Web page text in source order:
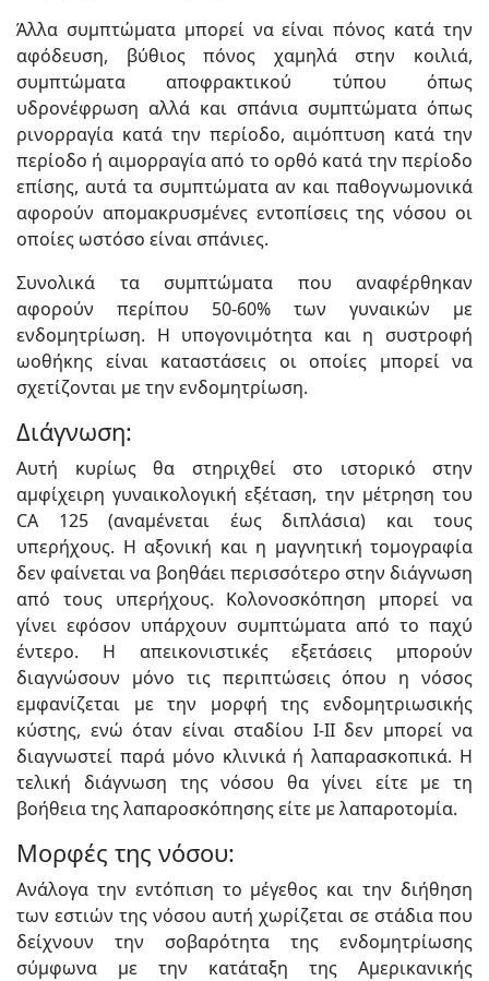
Άλλα συμπτώματα μπορεί να είναι πόνος κατά την
αφόδευση, βύθιος πόνος χαμηλά στην κοιλιά,
συμπτώματα αποφρακτικού τύπου όπως
υδρονέφρωση αλλά και σπάνια συμπτώματα όπως
ρινορραγία κατά την περίοδο, αιμόπτυση κατά την
περίοδο ή αιμορραγία από το ορθό κατά την περίοδο
επίσης, αυτά τα συμπτώματα αν και παθογνωμονικά
αφορούν απομακρυσμένες εντοπίσεις της νόσου οι
οποίες ωστόσο είναι σπάνιες.
Συνολικά τα συμπτώματα που αναφέρθηκαν
αφορούν περίπου 50-60% των γυναικών με
ενδομητρίωση. Η υπογονιμότητα και η συστροφή
ωοθήκης είναι καταστάσεις οι οποίες μπορεί να
σχετίζονται με την ενδομητρίωση.
Διάγνωση:
Αυτή κυρίως θα στηριχθεί στο ιστορικό στην
αμφίχειρη γυναικολογική εξέταση, την μέτρηση του
CA 125 (αναμένεται έως διπλάσια) και τους
υπερήχους. Η αξονική και η μαγνητική τομογραφία
δεν φαίνεται να βοηθάει περισσότερο στην διάγνωση
από τους υπερήχους. Κολονοσκόπηση μπορεί να
γίνει εφόσον υπάρχουν συμπτώματα από το παχύ
έντερο. Η απεικονιστικές εξετάσεις μπορούν
διαγνώσουν μόνο τις περιπτώσεις όπου η νόσος
εμφανίζεται με την μορφή της ενδομητριωσικής
κύστης, ενώ όταν είναι σταδίου Ι-ΙΙ δεν μπορεί να
διαγνωστεί παρά μόνο κλινικά ή λαπαρασκοπικά. Η
τελική διάγνωση της νόσου θα γίνει είτε με τη
βοήθεια της λαπαροσκόπησης είτε με λαπαροτομία.
Μορφές της νόσου:
Ανάλογα την εντόπιση το μέγεθος και την διήθηση
των εστιών της νόσου αυτή χωρίζεται σε στάδια που
δείχνουν την σοβαρότητα της ενδομητρίωσης
σύμφωνα με την κατάταξη της Αμερικανικής